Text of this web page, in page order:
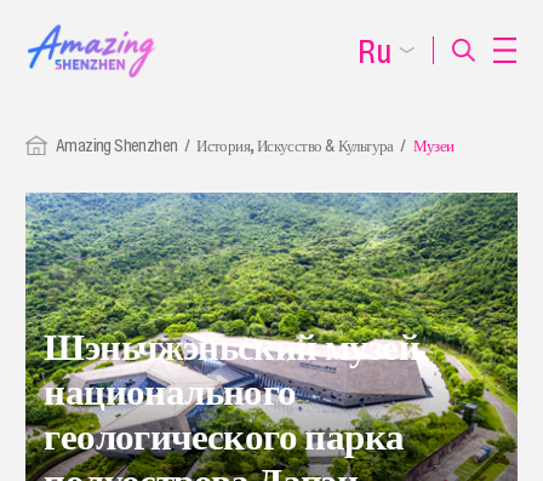
Amazing Shenzhen История, Искусство & Культура Музеи
Шэньчжэньский музей
национального
геологического парка
Ru